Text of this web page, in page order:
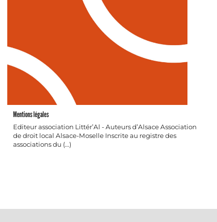
Mentions légales
Editeur association Littér’Al - Auteurs d’Alsace Association
de droit local Alsace-Moselle Inscrite au registre des
associations du (…)